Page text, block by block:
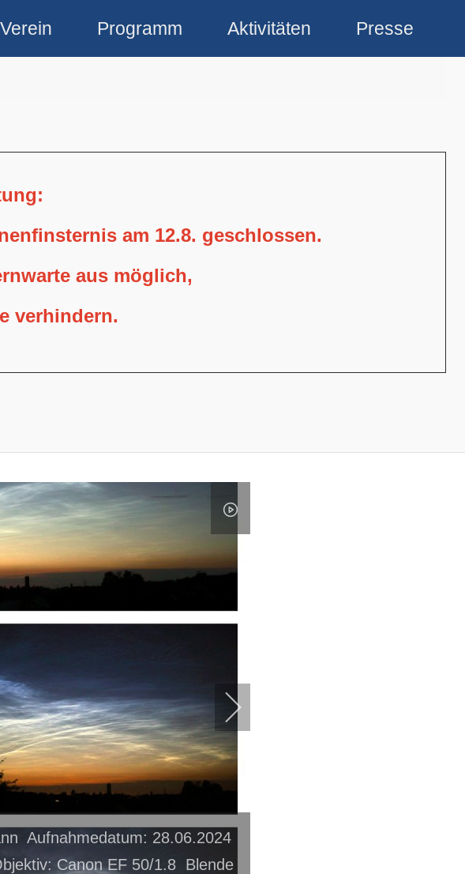
Verein Programm Aktivitäten Presse
am 12.8. geschlossen.
aus möglich,
verhindern.
Aufnahmedatum: 28.06.2024
Canon EF 50/1.8 Blende